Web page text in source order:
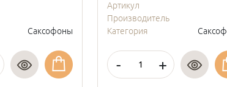
Саксофоны
Артикул
Производитель
Категория
- +